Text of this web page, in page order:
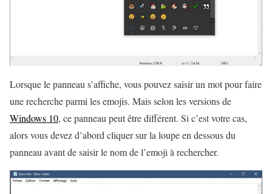
Lorsque le panneau s’affiche, vous pouvez saisir un mot pour faire
une recherche parmi les emojis. Mais selon les versions de
Windows 10, ce panneau peut être différent. Si c’est votre cas,
alors vous devez d’abord cliquer sur la loupe en dessous du
panneau avant de saisir le nom de l’emoji à rechercher.